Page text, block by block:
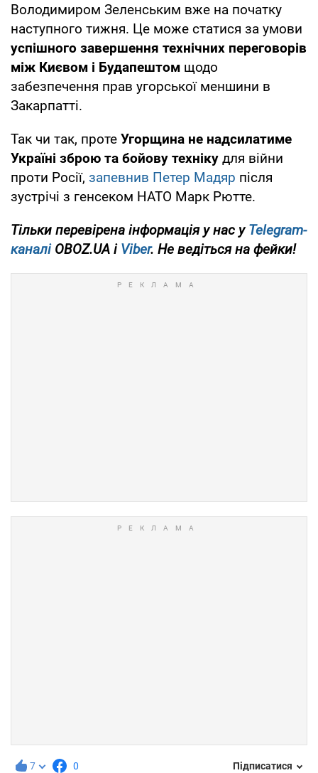
Володимиром Зеленським вже на початку
наступного тижня. Це може статися за умови
успішного завершення технічних переговорів
між Києвом і Будапештом щодо
забезпечення прав угорської меншини в
Закарпатті.
Так чи так, проте Угорщина не надсилатиме
Україні зброю та бойову техніку для війни
проти Росії, запевнив Петер Мадяр після
зустрічі з генсеком НАТО Марк Рютте.
Тільки перевірена інформація у нас уTelegram-
каналіOBOZ.UA і Viber. Не ведіться на фейки!
7 0 Підписатися